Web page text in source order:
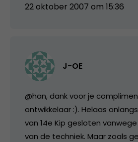
22 oktober 2007 om 15:36
J-OE
@han, dank voor je
ontwikkelaar :). Helaas
van 14e Kip gesloten
van de techniek. Maar zoals